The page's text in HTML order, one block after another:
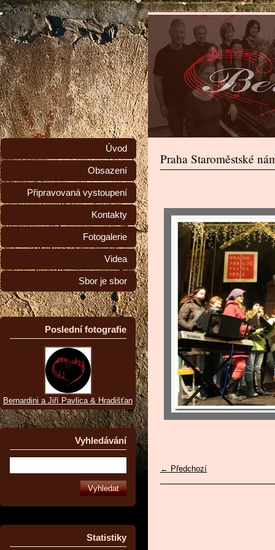
Praha Staroměstské
← Předchozí
Úvod
Obsazení
Připravovaná vystoupení
Kontakty
Fotogalerie
Videa
Sbor je sbor
Poslední fotografie
Bernardini a Jiří Pavlica & Hradišťan
Vyhledávání
Statistiky